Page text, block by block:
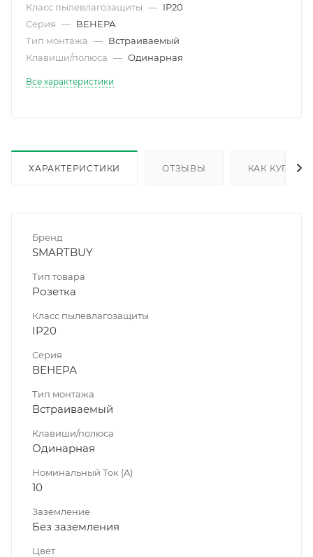
Класс пылевлагозащиты — IP20
Серия — ВЕНЕРА
Тип монтажа — Встраиваемый
Клавиши/полюса — Одинарная
Все характеристики
ХАРАКТЕРИСТИКИ ОТЗЫВЫ КАК КУПИТЬ
Бренд
SMARTBUY
Тип товара
Розетка
Класс пылевлагозащиты
IP20
Серия
ВЕНЕРА
Тип монтажа
Встраиваемый
Клавиши/полюса
Одинарная
Номинальный Ток (A)
10
Заземление
Без заземления
Цвет